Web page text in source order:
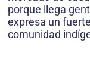
porque llega
expresa un
comunidad